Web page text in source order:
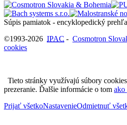
Súpis pamiatok - encyklopedický
©1993-2026 IPAC - Cosmotron
cookies
Tieto stránky využívajú súbory
prezeranie. Ďalšie informácie o tom ako
Prijať všetkoNastavenieOdmietnuť